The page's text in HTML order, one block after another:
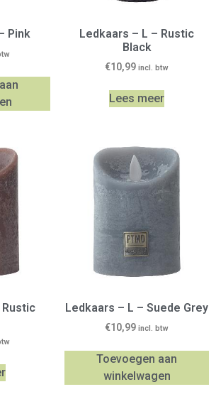
Pink
Ledkaars – L – Rustic
Black
€10,99 incl. btw
Lees meer
Rustic
Ledkaars – L – Suede Grey
€10,99 incl. btw
Toevoegen aan
winkelwagen